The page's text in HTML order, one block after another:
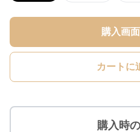
購入画
カートに
購入時